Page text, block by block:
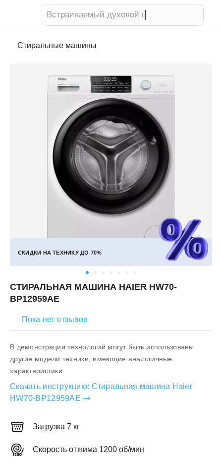
Телевизор
Стиральные машины
СТИРАЛЬНАЯ МАШИНА HAIER HW70-
BP12959AE
Пока нет отзывов
СКИДКИ НА ТЕХНИКУ ДО 70%
В демонстрации технологий могут быть использованы
другие модели техники, имеющие аналогичные
характеристики.
Скачать инструкцию: Стиральная машина Haier
HW70-BP12959AE
Загрузка 7 кг
Скорость отжима 1200 об/мин